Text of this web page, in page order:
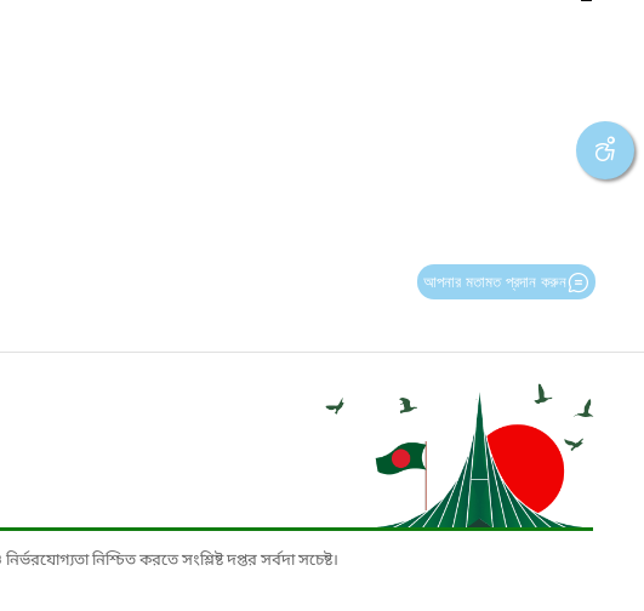
আপনার মতামত প্রদান করুন
নিশ্চিত করতে সংশ্লিষ্ট দপ্তর সর্বদা সচেষ্ট।